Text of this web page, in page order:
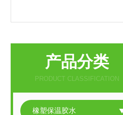
产品分类
PRODUCT CLASSIFICATION
橡塑保温胶水